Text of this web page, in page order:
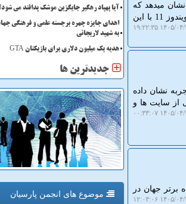
میدهد که
حتی سیستم عامل اختصاصی مایکروسافت هم روی رم 8 گیگابایتی عملکرد مناسبی عرضه نمی دهد و ویندوز 11 با این
۰۴/۳۱ ۱۹:۲۲:۳۵
نشان داده
از سایت ها و
۰۴/۳۱ ۰۰:۳۳:۰۷
ملی نخبگان از جذب 420 دانش آموخته ایرانی از 200 دانشگاه برتر جهان در
۰۴/۲۹ ۱۲:۰۳:۰۶
آیا پهپاد رهگیر جایگزین موشک پدافند می
اهدای جایزه چهره برجسته علمی و فرهنگی
به شهید لاریجانی
هدیه یک میلیون دلاری برای بازیکنان GTA
جدیدترین ها
موضوع های انجمن پارسیان